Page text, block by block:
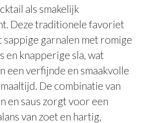
als smakelijk
Deze traditionele favoriet
garnalen met romige
en knapperige sla, wat
een verfijnde en smaakvolle
De combinatie van
en saus zorgt voor een
van zoet en hartig,